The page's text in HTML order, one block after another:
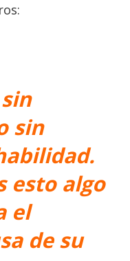
sin
esto algo
el
de su